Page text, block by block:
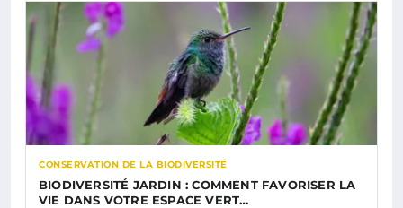
CONSERVATION DE LA BIODIVERSITÉ
BIODIVERSITÉ JARDIN : COMMENT FAVORISER LA
VIE DANS VOTRE ESPACE VERT…